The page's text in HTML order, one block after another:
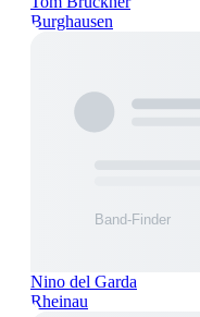
Burghausen
Nino del Garda
Rheinau